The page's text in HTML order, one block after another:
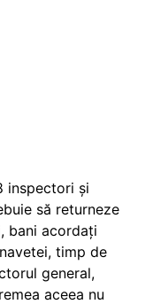
inspectori și
să returneze
bani acordați
timp de
general,
aceea nu